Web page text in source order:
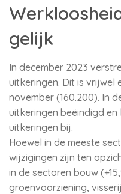
gelijk
In december 2023
uitkeringen. Dit is vrijwel
november (160.200). In
uitkeringen beëindigd en
uitkeringen bij.
Hoewel in de meeste
wijzigingen zijn ten
in de sectoren bouw
groenvoorziening,